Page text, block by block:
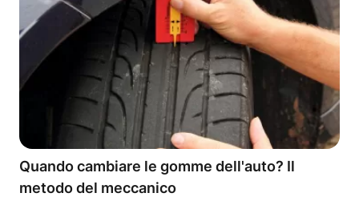
Quando cambiare le gomme dell'auto? Il
metodo del meccanico